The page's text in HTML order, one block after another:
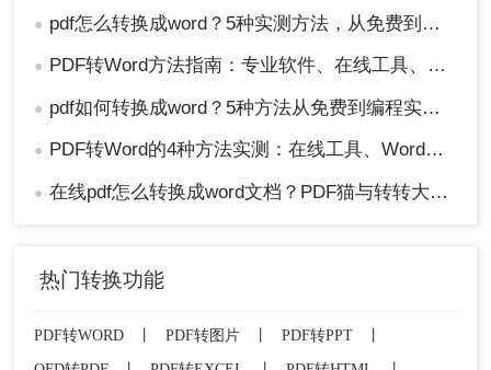
● pdf怎么转换成word？5种实测方法，从免费到专业全攻略！
● PDF转Word方法指南：专业软件、在线工具、Word内置与改后缀名4种方案对比！
● pdf如何转换成word？5种方法从免费到编程实测对比！
● PDF转Word的4种方法实测：在线工具、Word、Adobe与开源软件对比！！
● 在线pdf怎么转换成word文档？PDF猫与转转大师2种在线工具使用指南与功能对比！
热门转换功能
PDF转WORD PDF转图片 PDF转PPT